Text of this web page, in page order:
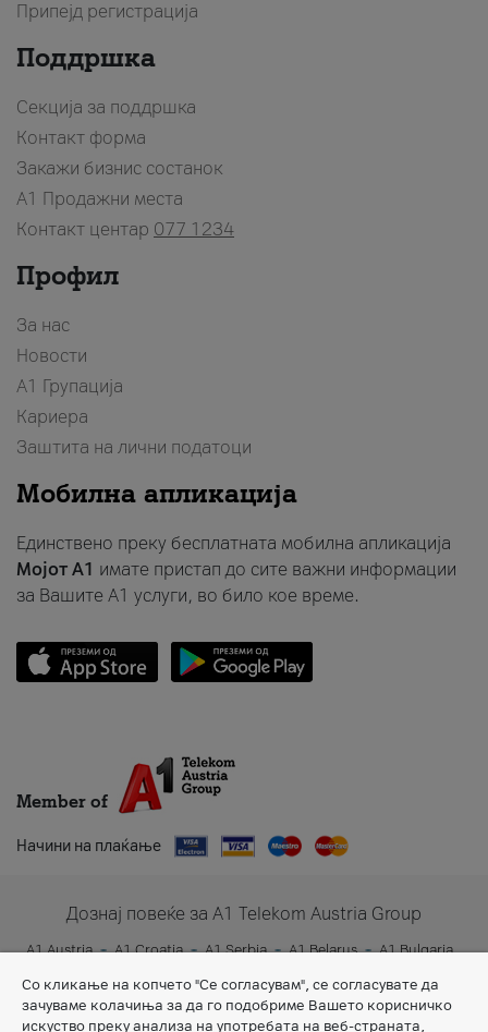
Припејд регистрација
Поддршка
Секција за поддршка
Контакт форма
Закажи бизнис состанок
A1 Продажни места
Контакт центар 077 1234
Профил
За нас
Новости
А1 Групација
Кариера
Заштита на лични податоци
Мобилна апликација
Единствено преку бесплатната мобилна апликација
Мојот A1 имате пристап до сите важни информации
за Вашите A1 услуги, во било кое време.
Member of
Начини на плаќање
Дознај повеќе за A1 Telekom Austria Group
A1 Austria A1 Croatia A1 Serbia A1 Belarus
A1 Bulgaria
Со кликање на копчето "Се согласувам", се согласувате да
зачуваме колачиња за да го подобриме Вашето корисничко
искуство преку анализа на употребата на веб-страната,